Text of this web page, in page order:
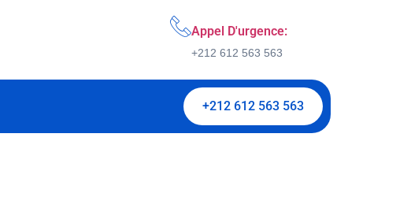
Appel D'urgence:
+212 612 563 563
+212 612 563 563